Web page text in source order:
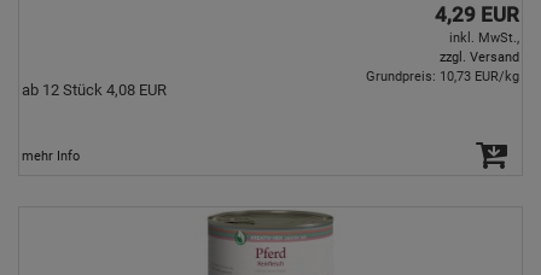
4,29 EUR
inkl. MwSt.,
zzgl. Versand
ab 12 Stück 4,08 EUR
Grundpreis: 10,73 EUR/kg
mehr Info